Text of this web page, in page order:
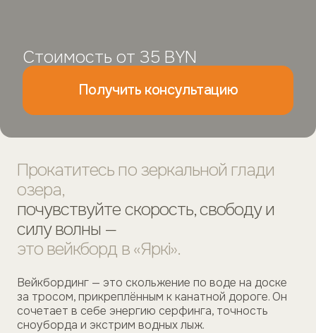
Получить консультацию
Стоимость от 35 BYN
Прокатитесь по зеркальной глади
озера,
почувствуйте скорость, свободу и
силу волны —
это вейкборд в «Яркi».
Вейкбординг — это скольжение по воде на доске
за тросом, прикреплённым к канатной дороге. Он
сочетает в себе энергию серфинга, точность
сноуборда и экстрим водных лыж.